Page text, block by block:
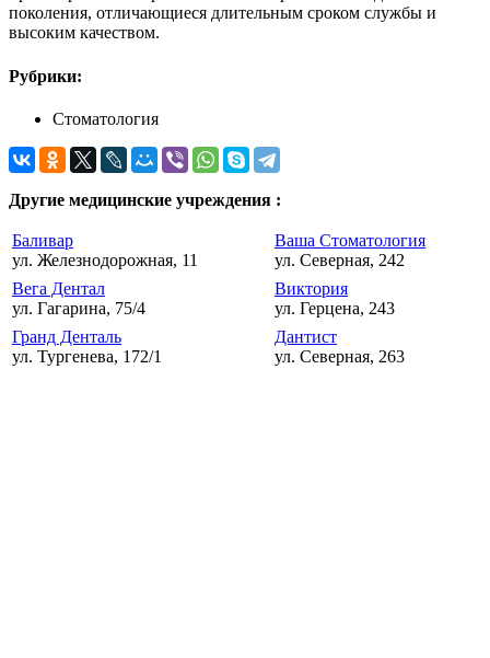
поколения, отличающиеся длительным сроком службы и
высоким качеством.
Рубрики:
Стоматология
Другие медицинские учреждения :
Баливар
ул. Железнодорожная, 11
Ваша Стоматология
ул. Северная, 242
Вега Дентал
ул. Гагарина, 75/4
Виктория
ул. Герцена, 243
Гранд Денталь
ул. Тургенева, 172/1
Дантист
ул. Северная, 263